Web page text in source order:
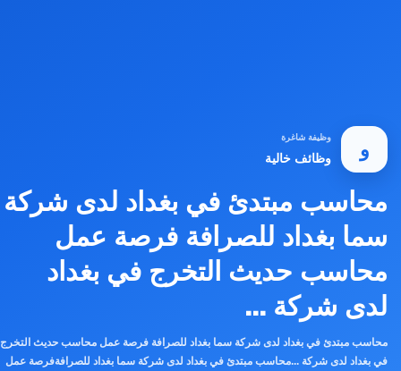
و
وظيفة شاغرة
وظائف خالية
محاسب مبتدئ في بغداد لدى شركة
سما بغداد للصرافة فرصة عمل
محاسب حديث التخرج في بغداد
لدى شركة ...
محاسب مبتدئ في بغداد لدى شركة سما بغداد للصرافة فرصة عمل محاسب حديث التخرج
في بغداد لدى شركة ...محاسب مبتدئ في بغداد لدى شركة سما بغداد للصرافةفرصة عمل